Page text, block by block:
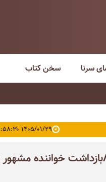
سرنا سخن کتاب
۱۴۰۵/۰۱/۲۹ ۰۸:۵۸:۳۰
خواننده